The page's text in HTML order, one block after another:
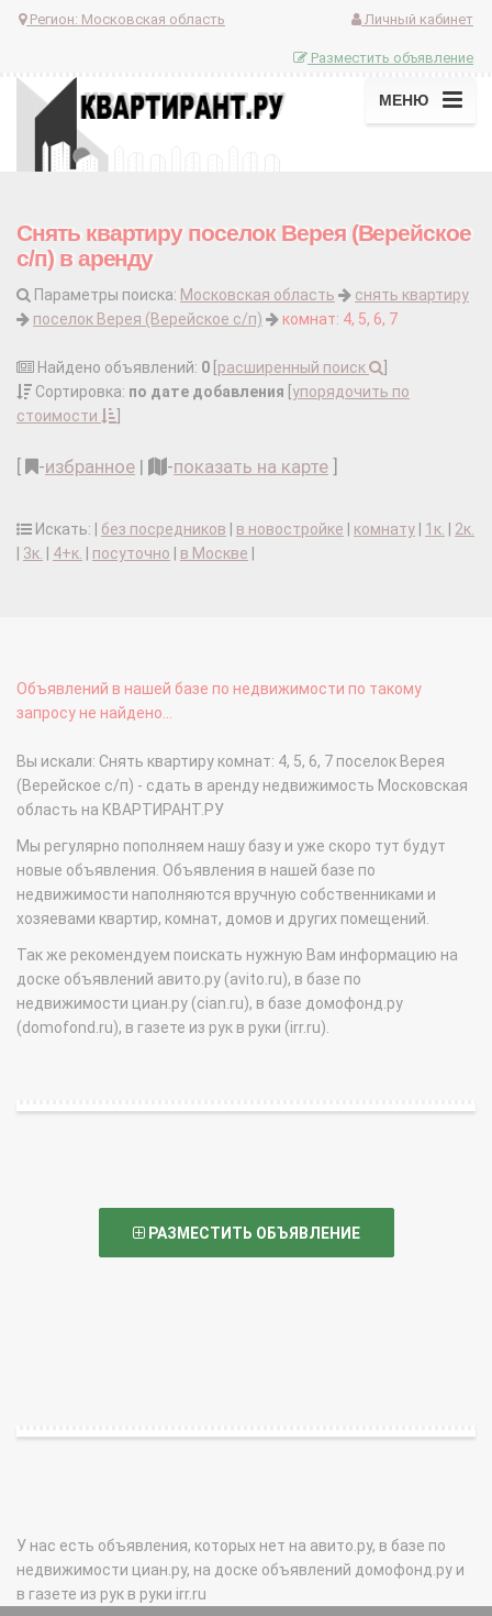
Регион: Московская область Личный кабинет
Разместить объявление
МЕНЮ
Снять квартиру поселок Верея (Верейское
с/п) в аренду
Параметры поиска: Московская область
снять квартиру
поселок Верея (Верейское с/п)
комнат: 4, 5, 6, 7
Найдено объявлений: 0 расширенный поиск
Сортировка: по дате добавления упорядочить по
стоимости
-избранное | -показать на карте
Искать: | без посредников в новостройке комнату 1к.
2к.
3к. 4+к. посуточно в Москве
Объявлений в нашей базе по недвижимости по такому
запросу не найдено...
Вы искали: Снять квартиру комнат: 4, 5, 6, 7 поселок Верея
(Верейское с/п) - сдать в аренду недвижимость Московская
область на КВАРТИРАНТ.РУ
Мы регулярно пополняем нашу базу и уже скоро тут будут
новые объявления. Объявления в нашей базе по
недвижимости наполняются вручную собственниками и
хозяевами квартир, комнат, домов и других помещений.
Так же рекомендуем поискать нужную Вам информацию на
доске объявлений авито.ру (avito.ru), в базе по
недвижимости циан.ру (cian.ru), в базе домофонд.ру
(domofond.ru), в газете из рук в руки (irr.ru).
РАЗМЕСТИТЬ ОБЪЯВЛЕНИЕ
У нас есть объявления, которых нет на авито.ру, в базе по
недвижимости циан.ру, на доске объявлений домофонд.ру и
в газете из рук в руки irr.ru